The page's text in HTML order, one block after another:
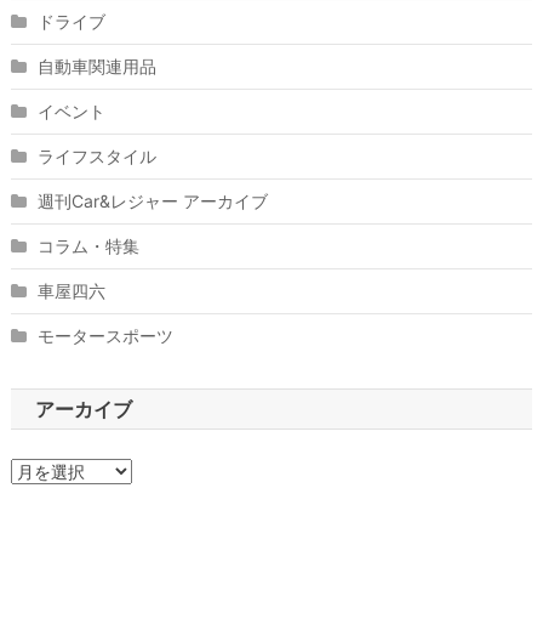
ドライブ
自動車関連用品
イベント
ライフスタイル
週刊Car&レジャー アーカイブ
コラム・特集
車屋四六
モータースポーツ
アーカイブ
ア